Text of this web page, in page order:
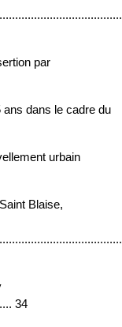
par
dans le cadre du
urbain
Blaise,
34